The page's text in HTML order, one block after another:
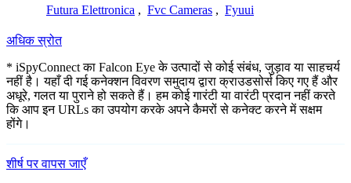
Futura Elettronica , Fvc Cameras , Fyuui
अधिक स्रोत
* iSpyConnect का Falcon Eye के उत्पादों से कोई संबंध, जुड़ाव या साहचर्य
नहीं है। यहाँ दी गई कनेक्शन विवरण समुदाय द्वारा क्राउडसोर्स किए गए हैं और
अधूरे, गलत या पुराने हो सकते हैं। हम कोई गारंटी या वारंटी प्रदान नहीं करते
कि आप इन URLs का उपयोग करके अपने कैमरों से कनेक्ट करने में सक्षम
होंगे।
शीर्ष पर वापस जाएँ